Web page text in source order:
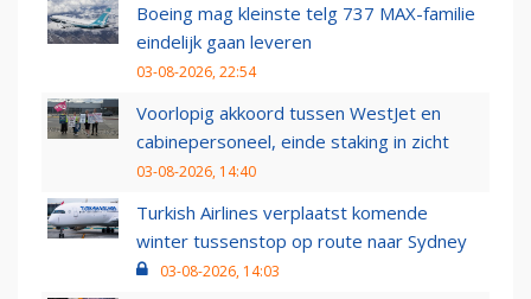
Boeing mag kleinste telg 737 MAX-familie
eindelijk gaan leveren
03-08-2026, 22:54
Voorlopig akkoord tussen WestJet en
cabinepersoneel, einde staking in zicht
03-08-2026, 14:40
Turkish Airlines verplaatst komende
winter tussenstop op route naar Sydney
03-08-2026, 14:03